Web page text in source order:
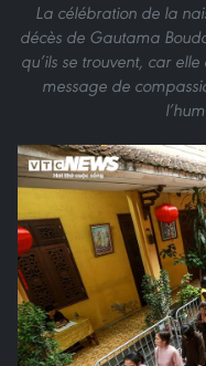
La célébration de la
décès de Gautama
qu’ils se trouvent, car
message de